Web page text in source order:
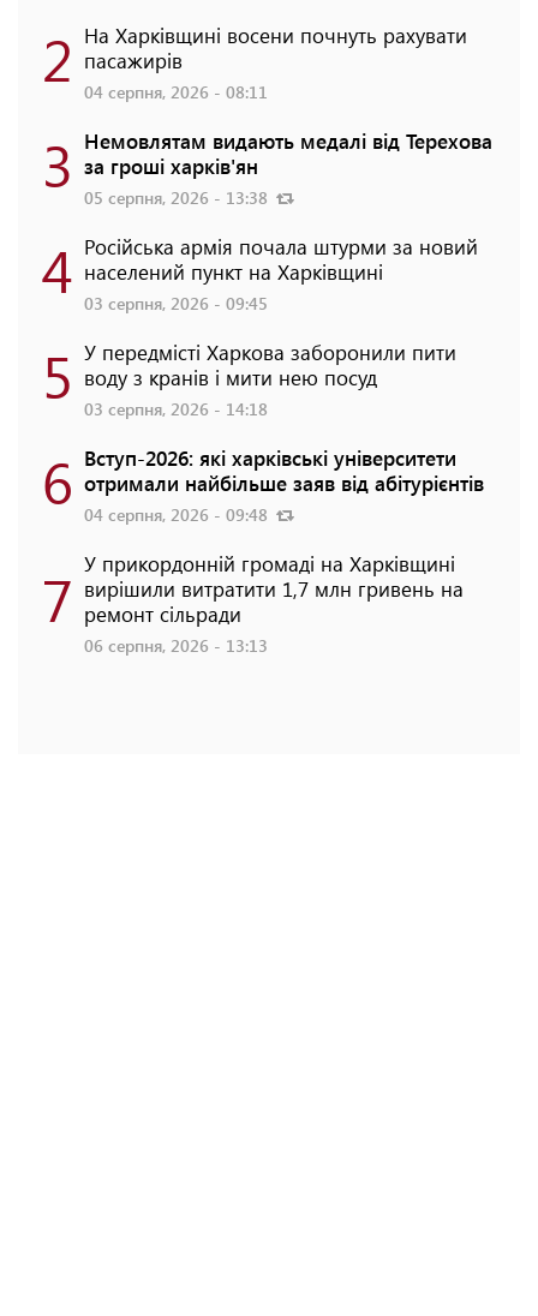
2 На Харківщині восени почнуть рахувати
пасажирів
04 серпня, 2026 - 08:11
3 Немовлятам видають медалі від Терехова
за гроші харків'ян
05 серпня, 2026 - 13:38
4 Російська армія почала штурми за новий
населений пункт на Харківщині
03 серпня, 2026 - 09:45
5 У передмісті Харкова заборонили пити
воду з кранів і мити нею посуд
03 серпня, 2026 - 14:18
6 Вступ-2026: які харківські університети
отримали найбільше заяв від абітурієнтів
04 серпня, 2026 - 09:48
7 У прикордонній громаді на Харківщині
вирішили витратити 1,7 млн гривень на
ремонт сільради
06 серпня, 2026 - 13:13